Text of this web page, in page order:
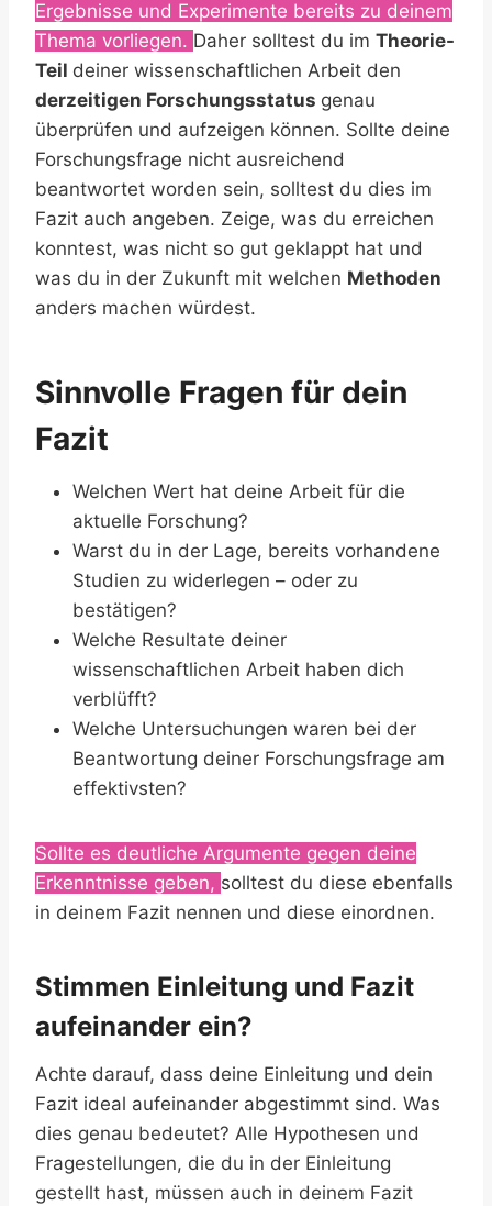
Ergebnisse und Experimente bereits zu deinem
Thema vorliegen. Daher solltest du im Theorie-
Teil deiner wissenschaftlichen Arbeit den
derzeitigen Forschungsstatus genau
überprüfen und aufzeigen können. Sollte deine
Forschungsfrage nicht ausreichend
beantwortet worden sein, solltest du dies im
Fazit auch angeben. Zeige, was du erreichen
konntest, was nicht so gut geklappt hat und
was du in der Zukunft mit welchen Methoden
anders machen würdest.
Sinnvolle Fragen für dein
Fazit
Welchen Wert hat deine Arbeit für die
aktuelle Forschung?
Warst du in der Lage, bereits vorhandene
Studien zu widerlegen – oder zu
bestätigen?
Welche Resultate deiner
wissenschaftlichen Arbeit haben dich
verblüfft?
Welche Untersuchungen waren bei der
Beantwortung deiner Forschungsfrage am
effektivsten?
Sollte es deutliche Argumente gegen deine
Erkenntnisse geben, solltest du diese ebenfalls
in deinem Fazit nennen und diese einordnen.
Stimmen Einleitung und Fazit
aufeinander ein?
Achte darauf, dass deine Einleitung und dein
Fazit ideal aufeinander abgestimmt sind. Was
dies genau bedeutet? Alle Hypothesen und
Fragestellungen, die du in der Einleitung
gestellt hast, müssen auch in deinem Fazit